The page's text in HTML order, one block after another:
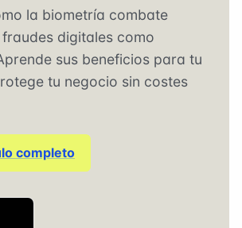
la biometría combate
digitales como
sus beneficios para tu
tu negocio sin costes
completo